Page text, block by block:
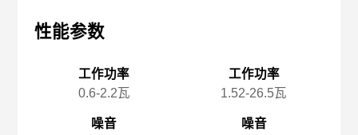
性能参数
工作功率
0.6-2.2瓦
噪音
工作功率
1.52-26.5瓦
噪音